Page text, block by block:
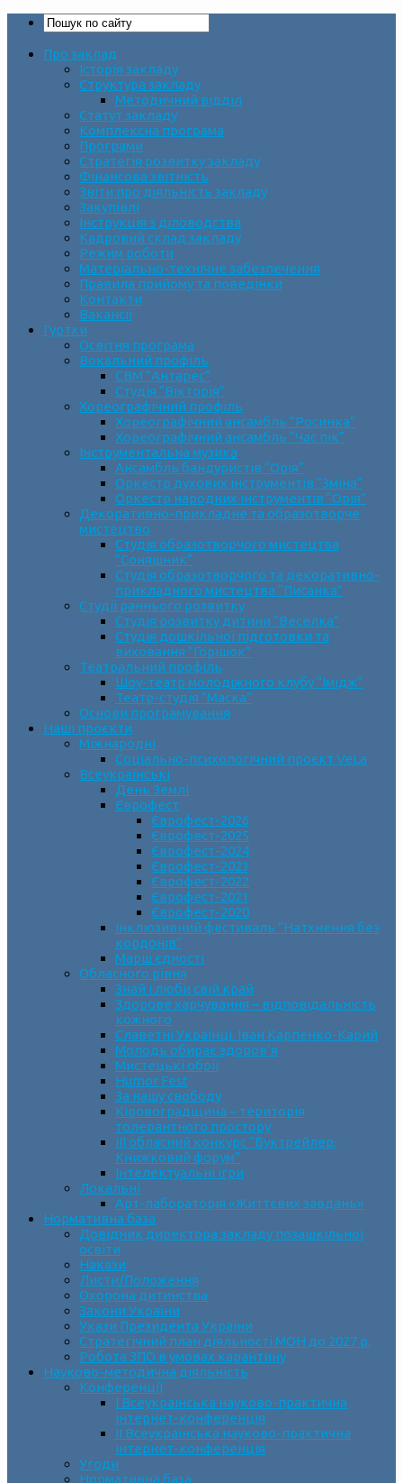
Про заклад
Історія закладу
Структура закладу
Методичний відділ
Статут закладу
Комплексна програма
Програми
Стратегія розвитку закладу
Фінансова звітність
Звіти про діяльність закладу
Закупівлі
Інструкція з діловодства
Кадровий склад закладу
Режим роботи
Матеріально-технічне забезпечення
Правила прийому та поведінки
Контакти
Вакансії
Гуртки
Освітня програма
Вокальний профіль
СВМ “Антарес”
Студія “Вікторія”
Хореографічний профіль
Хореографічний ансамбль “Росинка”
Хореографічний ансамбль “Час пік”
Інструментальна музика
Ансамбль бандуристів “Орія”
Оркестр духових інструментів “Зміна”
Оркестр народних інструментів “Орія”
Декоративно-прикладне та образотворче
мистецтво
Cтудія образотворчого мистецтва
“Соняшник”
Студія образотворчого та декоративно-
прикладного мистецтва “Писанка”
Студії раннього розвитку
Студія розвитку дитини “Веселка”
Студія дошкільної підготовки та
виховання “Горішок”
Театральний профіль
Шоу-театр молодіжного клубу “Імідж”
Театр-студія “Маска”
Основи програмування
Наші проєкти
Міжнародні
Соціально-психологічний проєкт VeLa
Всеукраїнські
День Землі
Єврофест
Єврофест-2026
Єврофест-2025
Єврофест-2024
Єврофест-2023
Єврофест-2022
Єврофест-2021
Єврофест-2020
Інклюзивний фестиваль “Натхнення без
кордонів”
Марш єдності
Обласного рівня
Знай і люби свій край
Здорове харчування – відповідальність
кожного
Славетні Українці. Іван Карпенко-Карий
Молодь обирає здоров’я
Мистецькі обрії
Humor Fest
За нашу свободу
Кіровоградщина – територія
толерантного простору
ІII обласний конкурс “Буктрейлер.
Книжковий форум”
Інтелектуальні ігри
Локальні
Арт-лабораторія «Життєвих завдань»
Нормативна база
Довідник директора закладу позашкільної
освіти
Накази
Листи/Положення
Охорона дитинства
Закони України
Укази Президента України
Стратегічний план діяльності МОН до 2027 р.
Робота ЗПО в умовах карантину
Науково-методична діяльність
Конференції
І Всеукраїнська науково-практична
інтернет-конференція
ІІ Всеукраїнська науково-практична
інтернет-конференція
Угоди
Нормативна база